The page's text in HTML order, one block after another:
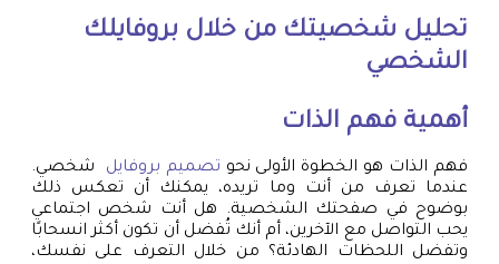
تحليل شخصيتك من خلال بروفايلك
الشخصي
أهمية فهم الذات
فهم الذات هو الخطوة الأولى نحو تصميم بروفايل شخصي.
عندما تعرف من أنت وما تريده، يمكنك أن تعكس ذلك
بوضوح في صفحتك الشخصية. هل أنت شخص اجتماعي
يحب التواصل مع الآخرين، أم أنك تُفضل أن تكون أكثر انسحابًا
وتفضل اللحظات الهادئة؟ من خلال التعرف على نفسك،